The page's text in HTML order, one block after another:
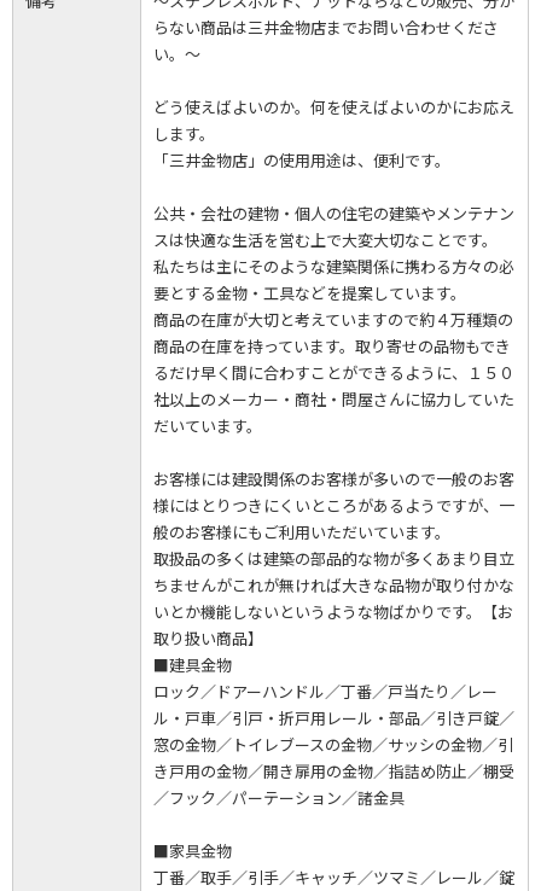
らない商品は三井金物店までお問い合わせくださ
い。～
どう使えばよいのか。何を使えばよいのかにお応え
します。
「三井金物店」の使用用途は、便利です。
公共・会社の建物・個人の住宅の建築やメンテナン
スは快適な生活を営む上で大変大切なことです。
私たちは主にそのような建築関係に携わる方々の必
要とする金物・工具などを提案しています。
商品の在庫が大切と考えていますので約４万種類の
商品の在庫を持っています。取り寄せの品物もでき
るだけ早く間に合わすことができるように、１５０
社以上のメーカー・商社・問屋さんに協力していた
だいています。
お客様には建設関係のお客様が多いので一般のお客
様にはとりつきにくいところがあるようですが、一
般のお客様にもご利用いただいています。
取扱品の多くは建築の部品的な物が多くあまり目立
ちませんがこれが無ければ大きな品物が取り付かな
いとか機能しないというような物ばかりです。【お
取り扱い商品】
■建具金物
ロック／ドアーハンドル／丁番／戸当たり／レー
ル・戸車／引戸・折戸用レール・部品／引き戸錠／
窓の金物／トイレブースの金物／サッシの金物／引
き戸用の金物／開き扉用の金物／指詰め防止／棚受
／フック／パーテーション／諸金具
■家具金物
丁番／取手／引手／キャッチ／ツマミ／レール／錠